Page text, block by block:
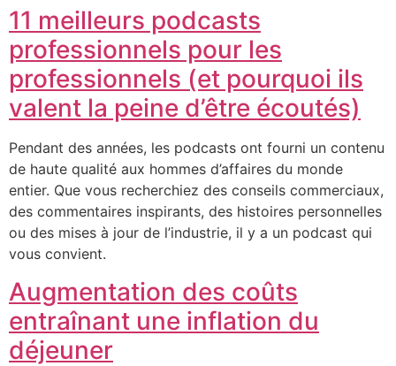
11 meilleurs podcasts
professionnels pour les
professionnels (et pourquoi ils
valent la peine d’être écoutés)
Pendant des années, les podcasts ont fourni un contenu
de haute qualité aux hommes d’affaires du monde
entier. Que vous recherchiez des conseils commerciaux,
des commentaires inspirants, des histoires personnelles
ou des mises à jour de l’industrie, il y a un podcast qui
vous convient.
Augmentation des coûts
entraînant une inflation du
déjeuner